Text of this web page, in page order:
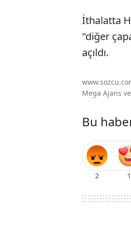
İthalatta
"diğer
açıldı.
Mega Ajans
Bu